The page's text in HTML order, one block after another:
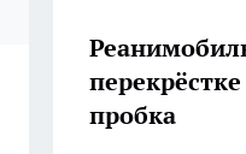
пробка